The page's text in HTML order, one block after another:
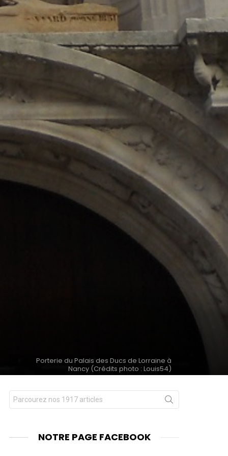
Porterie du Palais des Ducs de Lorraine à
Nancy (Crédits photo : Louis54)
Chercher
pour
NOTRE PAGE FACEBOOK